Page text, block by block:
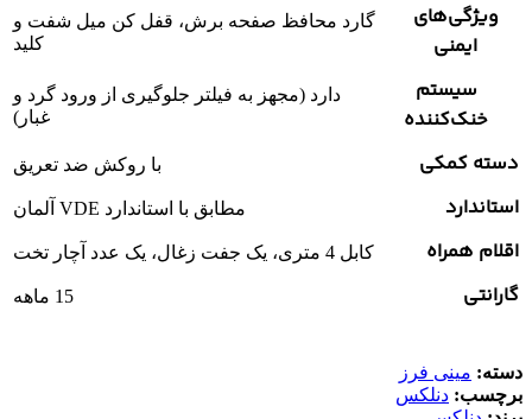
ویژگی‌های
ایمنی
گارد محافظ صفحه برش، قفل کن میل شفت و
کلید
سیستم
خنک‌کننده
دارد (مجهز به فیلتر جلوگیری از ورود گرد و
غبار)
دسته کمکی با روکش ضد تعریق
استاندارد مطابق با استاندارد VDE آلمان
اقلام همراه کابل 4 متری، یک جفت زغال، یک عدد آچار تخت
گارانتی 15 ماهه
دسته: مینی فرز
برچسب: دنلکس